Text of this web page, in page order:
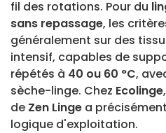
fil des rotations. Pour du
sans repassage, les
généralement sur des
intensif, capables de
répétés à 40 ou 60 °C,
sèche-linge. Chez Ecolinge
de Zen Linge a
logique d'exploitation.